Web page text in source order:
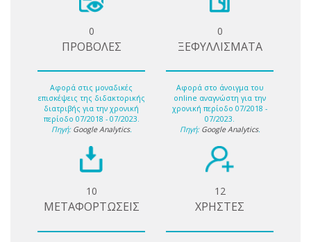
0
ΠΡΟΒΟΛΕΣ
Αφορά στις μοναδικές
επισκέψεις της διδακτορικής
διατριβής για την χρονική
περίοδο 07/2018 - 07/2023.
Πηγή: Google Analytics.
0
ΞΕΦΥΛΛΙΣΜΑΤΑ
Αφορά στο άνοιγμα του
online αναγνώστη για την
χρονική περίοδο 07/2018 -
07/2023.
Πηγή: Google Analytics.
10
ΜΕΤΑΦΟΡΤΩΣΕΙΣ
12
ΧΡΗΣΤΕΣ